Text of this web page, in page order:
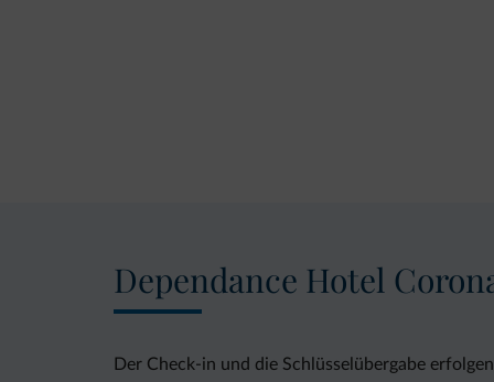
Dependance Hotel
Der Check-in und die Schlüsselübergabe